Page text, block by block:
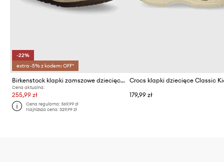
-22%
extra -5% z kodem: OFF*
Birkenstock klapki zamszowe dziecięce Boston
Cena aktualna:
255,99 zł
Cena regularna:369,99 zł
Najniższa cena:329,99 zł
179,99 zł